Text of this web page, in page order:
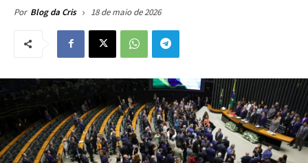
Por Blog da Cris 18 de maio de 2026